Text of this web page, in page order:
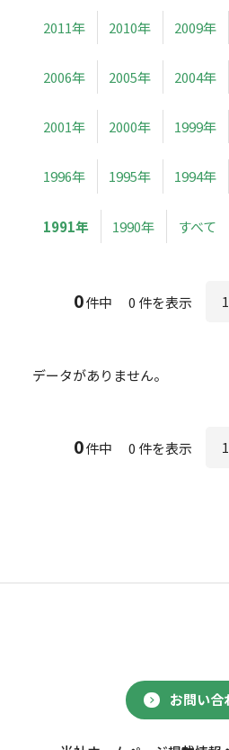
2011年 2010年 2009年
2006年 2005年 2004年
2001年 2000年 1999年
1996年 1995年 1994年
1991年 1990年 すべて
0件中 0 件を表示
データがありません。
0件中 0 件を表示
お問い合